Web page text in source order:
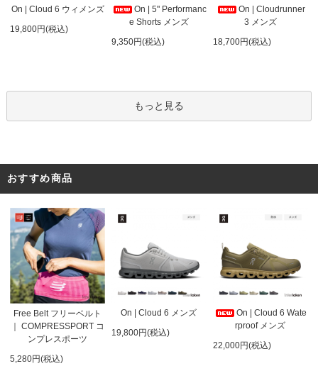
On | Cloud 6 ウィメンズ
19,800円(税込)
On | 5" Performanc
e Shorts メンズ
9,350円(税込)
On | Cloudrunner
3 メンズ
18,700円(税込)
もっと見る
おすすめ商品
Free Belt フリーベルト
｜ COMPRESSPORT コ
ンプレスポーツ
5,280円(税込)
On | Cloud 6 メンズ
19,800円(税込)
On | Cloud 6 Wate
rproof メンズ
22,000円(税込)